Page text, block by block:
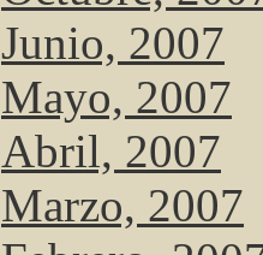
Junio, 2007
Mayo, 2007
Abril, 2007
Marzo, 2007